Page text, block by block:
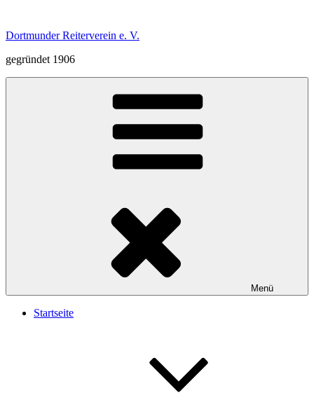
springen
Dortmunder Reiterverein e. V.
gegründet 1906
Menü
Startseite